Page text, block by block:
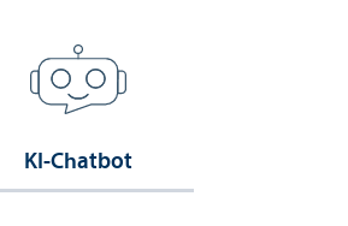
KI-Chatbot